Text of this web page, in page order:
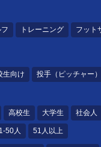
トレーニング フット
生向け 投手（ピッチャー）
高校生 大学生 社会人
50人 51人以上